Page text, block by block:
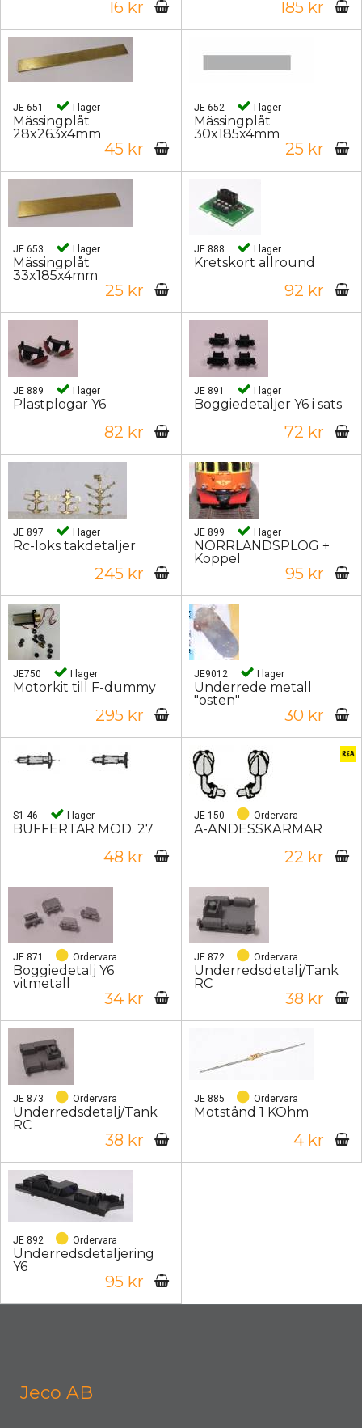
16 kr 185 kr
JE 651 I lager
Mässingplåt
28x263x4mm
45 kr
JE 652 I lager
Mässingplåt
30x185x4mm
25 kr
JE 653 I lager
Mässingplåt
33x185x4mm
25 kr
JE 888 I lager
Kretskort allround
92 kr
JE 889 I lager
Plastplogar Y6
82 kr
JE 891 I lager
Boggiedetaljer Y6 i sats
72 kr
JE 897 I lager
Rc-loks takdetaljer
245 kr
JE 899 I lager
NORRLANDSPLOG +
Koppel
95 kr
JE750 I lager
Motorkit till F-dummy
295 kr
JE9012 I lager
Underrede metall
"osten"
30 kr
S1-46 I lager
BUFFERTAR MOD. 27
48 kr
JE 150 Ordervara
A-ÄNDESSKÄRMAR
22 kr
JE 871 Ordervara
Boggiedetalj Y6
vitmetall
34 kr
JE 872 Ordervara
Underredsdetalj/Tank
RC
38 kr
JE 873 Ordervara
Underredsdetalj/Tank
RC
38 kr
JE 885 Ordervara
Motstånd 1 KOhm
4 kr
JE 892 Ordervara
Underredsdetaljering
Y6
95 kr
Jeco AB